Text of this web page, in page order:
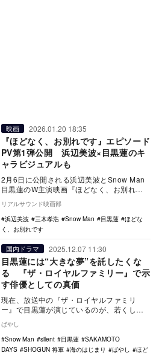
映画 2026.01.20 18:35
『ほどなく、お別れです』エピソード
PV第1弾公開 浜辺美波×目黒蓮のキ
ャラビジュアルも
2月6日に公開される浜辺美波とSnow Man
目黒蓮のW主演映画『ほどなく、お別れで
す』から、劇中に登場する3つの家族に焦点
を…
リアルサウンド映画部
浜辺美波
三木孝浩 Snow Man 目黒蓮
ほどな
く、お別れです
国内ドラマ 2025.12.07 11:30
目黒蓮には“大きな夢”を託したくな
る 『ザ・ロイヤルファミリー』で示
す俳優としての真価
現在、放送中の『ザ・ロイヤルファミリ
ー』で目黒蓮が演じているのが、若くして
作品において背負…
ばやし
Snow Man
silent 目黒蓮
SAKAMOTO
DAYS
SHOGUN 将軍 海のはじまり ばやし
ほど